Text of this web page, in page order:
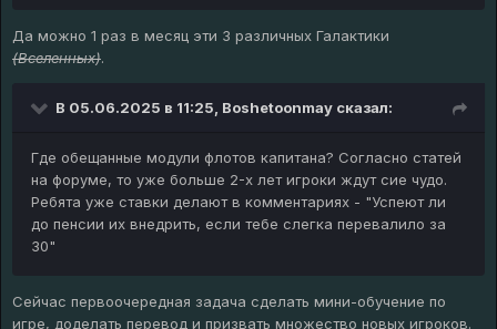
новую уню, или пачку новых унь
Да можно 1 раз в месяц эти 3 различных Галактики
(Вселенных).
В 05.06.2025 в 11:25, Boshetoonmay сказал:
Где обещанные модули флотов капитана? Согласно статей
на форуме, то уже больше 2-х лет игроки ждут сие чудо.
Ребята уже ставки делают в комментариях - "Успеют ли
до пенсии их внедрить, если тебе слегка перевалило за
30"
Сейчас первоочередная задача сделать мини-обучение по
игре, доделать перевод и призвать множество новых игроков.